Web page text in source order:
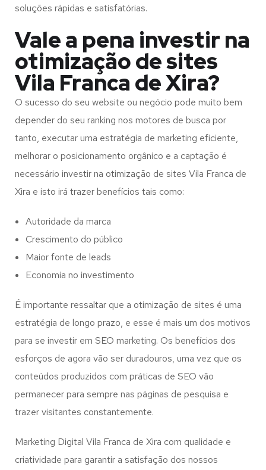
soluções rápidas e satisfatórias.
Vale a pena investir na
otimização de sites
Vila Franca de Xira?
O sucesso do seu website ou negócio pode muito bem
depender do seu ranking nos motores de busca por
tanto, executar uma estratégia de marketing eficiente,
melhorar o posicionamento orgânico e a captação é
necessário investir na otimização de sites Vila Franca de
Xira e isto irá trazer benefícios tais como:
Autoridade da marca
Crescimento do público
Maior fonte de leads
Economia no investimento
É importante ressaltar que a otimização de sites é uma
estratégia de longo prazo, e esse é mais um dos motivos
para se investir em SEO marketing. Os benefícios dos
esforços de agora vão ser duradouros, uma vez que os
conteúdos produzidos com práticas de SEO vão
permanecer para sempre nas páginas de pesquisa e
trazer visitantes constantemente.
Marketing Digital Vila Franca de Xira com qualidade e
criatividade para garantir a satisfação dos nossos